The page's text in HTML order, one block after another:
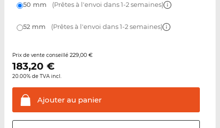
50 mm (Prêtes à l'envoi dans 1-2 semaines)
52 mm (Prêtes à l'envoi dans 1-2 semaines)
Prix de vente conseillé 229,00 €
183,20 €
20.00% de TVA incl.
Ajouter au panier